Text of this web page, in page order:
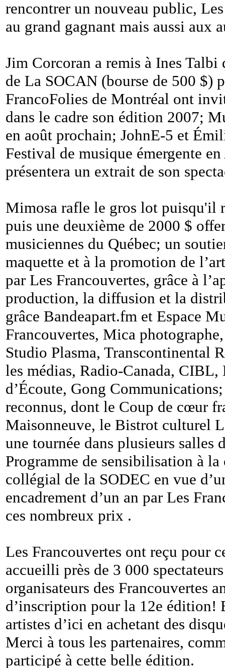
rencontrer un nouveau public,
au grand gagnant mais aussi aux
Jim Corcoran a remis à Ines
de La SOCAN (bourse de 500 $)
FrancoFolies de Montréal ont
dans le cadre son édition 2007;
en août prochain; JohnE-5 et
Festival de musique émergente
présentera un extrait de son
Mimosa rafle le gros lot puisqu'il
puis une deuxième de 2000 $
musiciennes du Québec; un
maquette et à la promotion de
par Les Francouvertes, grâce à
production, la diffusion et la
grâce Bandeapart.fm et Espace
Francouvertes, Mica
Studio Plasma, Transcontinental
les médias, Radio-Canada,
d’Écoute, Gong
reconnus, dont le Coup de cœur
Maisonneuve, le Bistrot culturel
une tournée dans plusieurs salles
Programme de sensibilisation à
collégial de la SODEC en vue
encadrement d’un an par Les
ces nombreux prix .
Les Francouvertes ont reçu pour
accueilli près de 3 000
organisateurs des Francouvertes
d’inscription pour la 12e édition!
artistes d’ici en achetant des
Merci à tous les partenaires,
participé à cette belle édition.